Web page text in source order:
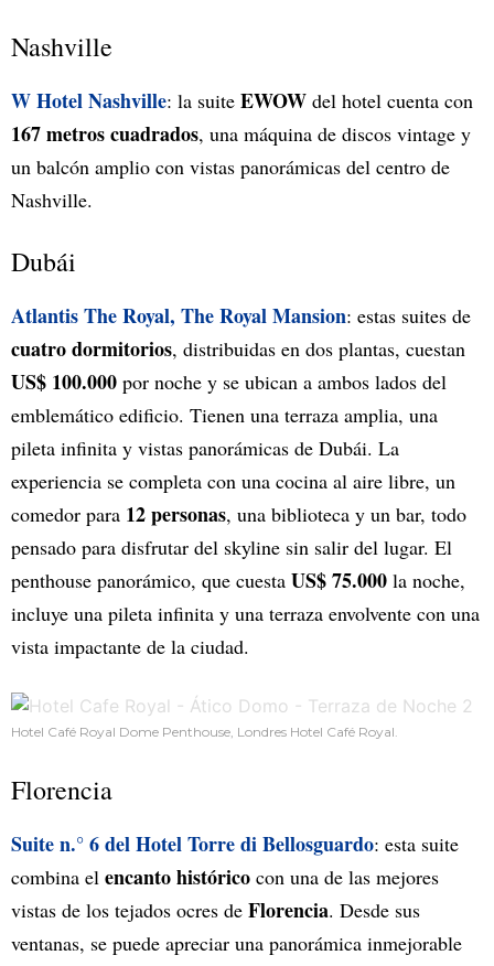
Nashville
W Hotel Nashville: la suite EWOW del hotel cuenta con
167 metros cuadrados, una máquina de discos vintage y
un balcón amplio con vistas panorámicas del centro de
Nashville.
Dubái
Atlantis The Royal, The Royal Mansion: estas suites de
cuatro dormitorios, distribuidas en dos plantas, cuestan
US$ 100.000 por noche y se ubican a ambos lados del
emblemático edificio. Tienen una terraza amplia, una
pileta infinita y vistas panorámicas de Dubái. La
experiencia se completa con una cocina al aire libre, un
comedor para 12 personas, una biblioteca y un bar, todo
pensado para disfrutar del skyline sin salir del lugar. El
penthouse panorámico, que cuesta US$ 75.000 la noche,
incluye una pileta infinita y una terraza envolvente con una
vista impactante de la ciudad.
Hotel Café Royal Dome Penthouse, Londres Hotel Café Royal.
Florencia
Suite n.° 6 del Hotel Torre di Bellosguardo: esta suite
combina el encanto histórico con una de las mejores
vistas de los tejados ocres de Florencia. Desde sus
ventanas, se puede apreciar una panorámica inmejorable